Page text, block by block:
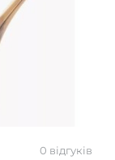
0 відгуків